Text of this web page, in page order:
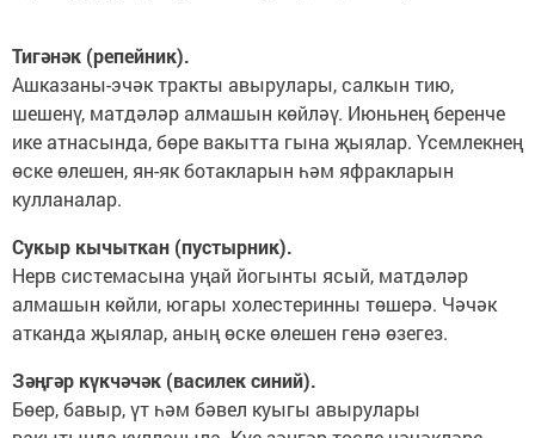
Тигәнәк (репейник).
Ашказаны-эчәк тракты авырулары, салкын тию,
шешенү, матдәләр алмашын көйләү. Июньнең беренче
ике атнасында, бөре вакытта гына җыялар. Үсемлекнең
өске өлешен, ян-як ботакларын һәм яфракларын
кулланалар.
Сукыр кычыткан (пустырник).
Нерв системасына уңай йогынты ясый, матдәләр
алмашын көйли, югары холестеринны төшерә. Чәчәк
атканда җыялар, аның өске өлешен генә өзегез.
Зәңгәр күкчәчәк (василек синий).
Бөер, бавыр, үт һәм бәвел куыгы авырулары